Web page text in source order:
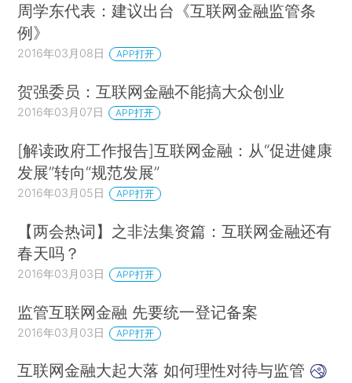
周学东代表：建议出台《互联网金融监管条
例》
2016年03月08日 APP打开
贺强委员：互联网金融不能搞大众创业
2016年03月07日 APP打开
[解读政府工作报告]互联网金融：从“促进健康
发展”转向“规范发展”
2016年03月05日 APP打开
【两会热词】之非法集资篇：互联网金融还有
春天吗？
2016年03月03日 APP打开
监管互联网金融 先要统一登记备案
2016年03月03日 APP打开
互联网金融大起大落 如何理性对待与监管